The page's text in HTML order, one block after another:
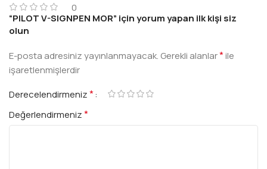
0
“PILOT V-SIGNPEN MOR” için yorum yapan ilk kişi siz
olun
E-posta adresiniz yayınlanmayacak. Gerekli alanlar*ile
işaretlenmişlerdir
Derecelendirmeniz*
Değerlendirmeniz*